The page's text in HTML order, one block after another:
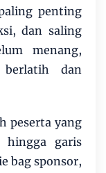
penting
dan saling
menang,
dan
peserta yang
hingga garis
bag sponsor,